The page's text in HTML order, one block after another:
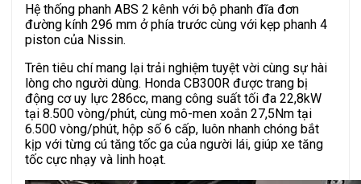
Hệ thống phanh ABS 2 kênh với bộ phanh đĩa đơn
đường kính 296 mm ở phía trước cùng với kẹp phanh 4
piston của Nissin.
Trên tiêu chí mang lại trải nghiệm tuyệt vời cùng sự hài
lòng cho người dùng. Honda CB300R được trang bị
động cơ uy lực 286cc, mang công suất tối đa 22,8kW
tại 8.500 vòng/phút, cùng mô-men xoắn 27,5Nm tại
6.500 vòng/phút, hộp số 6 cấp, luôn nhanh chóng bắt
kịp với từng cú tăng tốc ga của người lái, giúp xe tăng
tốc cực nhạy và linh hoạt.